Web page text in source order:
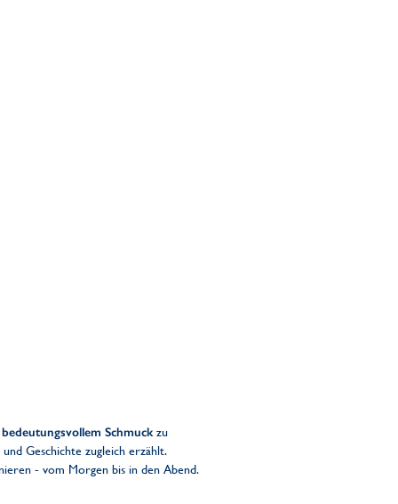
bedeutungsvollem Schmuck zu
und Geschichte zugleich erzählt.
- vom Morgen bis in den Abend.